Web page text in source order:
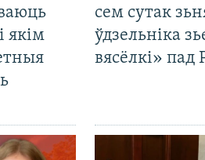
якім
сем сутак
ўдзельніка
вясёлкі» пад